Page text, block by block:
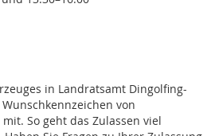
in Landratsamt Dingolfing-
von
So geht das Zulassen viel